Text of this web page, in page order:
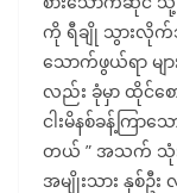
ကို ရီချို သွားလို
သောက်ဖွယ်ရာ မျ
လည်း ခုံမှာ ထိုင်စ
ငါးမိနစ်ခန့်ကြာသ
တယ် ” အသက် သုံး
အမျိုးသား နှစ်ဦ